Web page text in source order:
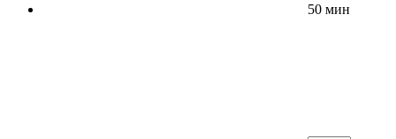
50 мин